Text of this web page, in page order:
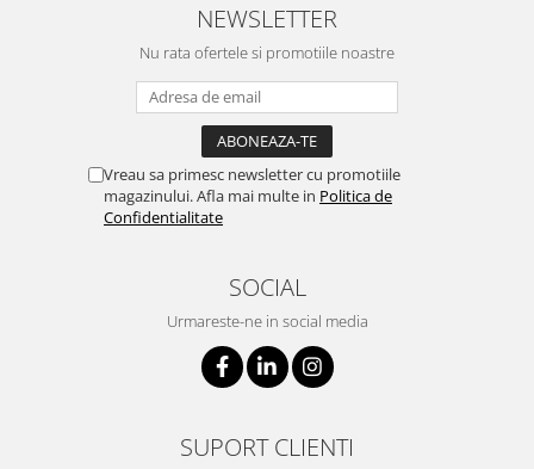
NEWSLETTER
Nu rata ofertele si promotiile noastre
Vreau sa primesc newsletter cu promotiile
magazinului. Afla mai multe in Politica de
Confidentialitate
SOCIAL
Urmareste-ne in social media
SUPORT CLIENTI